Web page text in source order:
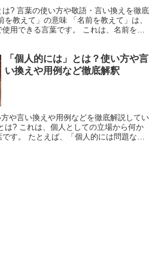
は? 言葉の使い方や敬語・言い換えを徹底
教えて」の意味 「名前を教えて」は、
用できる言葉です。 これは、名前を聞
「個人的には」とは？使い方や言
い換えや用例など徹底解釈
方や言い換えや用例などを徹底解説してい
は? これは、個人としての立場から何か
す。 たとえば、「個人的には問題ない